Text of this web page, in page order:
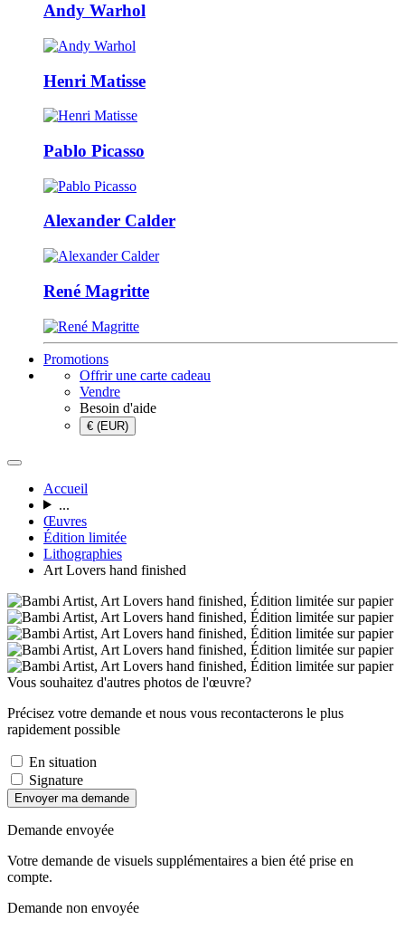
Andy Warhol
Henri Matisse
Pablo Picasso
Alexander Calder
René Magritte
Promotions
Offrir une carte cadeau
Vendre
Besoin d'aide
€ (EUR)
Accueil
...
Œuvres
Édition limitée
Lithographies
Art Lovers hand finished
Vous souhaitez d'autres photos de l'œuvre?
Précisez votre demande et nous vous recontacterons le plus
rapidement possible
En situation
Signature
Envoyer ma demande
Demande envoyée
Votre demande de visuels supplémentaires a bien été prise en
compte.
Demande non envoyée